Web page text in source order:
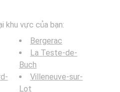
khu vực của bạn:
Bergerac
La Teste-de-
Buch
Villeneuve-sur-
Lot